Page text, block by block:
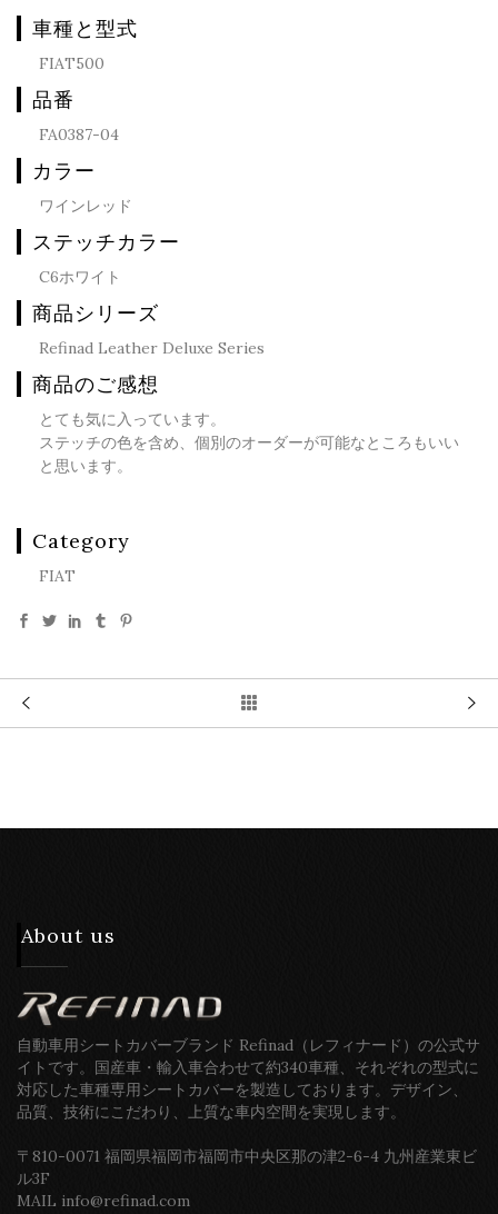
車種と型式
FIAT500
品番
FA0387-04
カラー
ワインレッド
ステッチカラー
C6ホワイト
商品シリーズ
Refinad Leather Deluxe Series
商品のご感想
とても気に入っています。
ステッチの色を含め、個別のオーダーが可能なところもいい
と思います。
Category
FIAT
About us
自動車用シートカバーブランド Refinad（レフィナード）の公式サ
イトです。国産車・輸入車合わせて約340車種、それぞれの型式に
対応した車種専用シートカバーを製造しております。デザイン、
品質、技術にこだわり、上質な車内空間を実現します。
〒810-0071 福岡県福岡市福岡市中央区那の津2-6-4 九州産業東ビ
ル3F
MAIL info@refinad.com